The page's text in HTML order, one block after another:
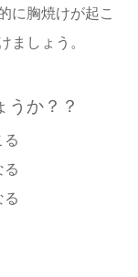
に胸焼けが起こ
ましょう。
うか？？
る
る
る